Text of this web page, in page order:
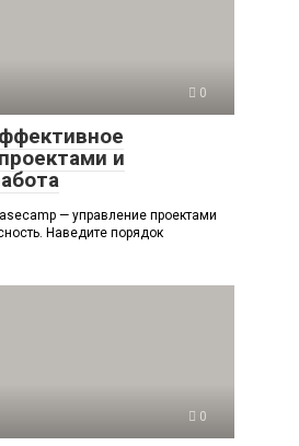
0
и
— управление проектами
Наведите порядок
0